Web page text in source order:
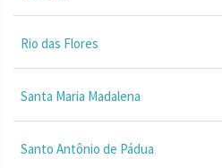
Rio das Flores
Santa Maria Madalena
Santo Antônio de Pádua